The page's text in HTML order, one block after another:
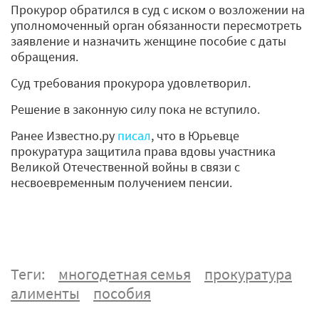
Прокурор обратился в суд с иском о возложении на
уполномоченный орган обязанности пересмотреть
заявление и назначить женщине пособие с даты
обращения.
Суд требования прокурора удовлетворил.
Решение в законную силу пока не вступило.
Ранее Известно.ру писал, что в Юрьевце
прокуратура защитила права вдовы участника
Великой Отечественной войны в связи с
несвоевременным получением пенсии.
Теги: многодетная семья
прокуратура
алименты
пособия